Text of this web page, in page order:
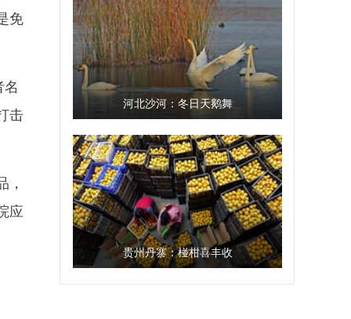
免
击
应
河北沙河：冬日天鹅舞
贵州丹寨：椪柑喜丰收